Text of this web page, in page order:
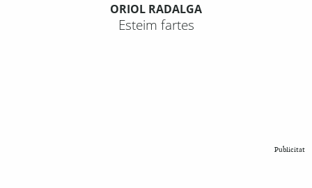
ORIOL RADALGA
Esteim fartes
Publicitat